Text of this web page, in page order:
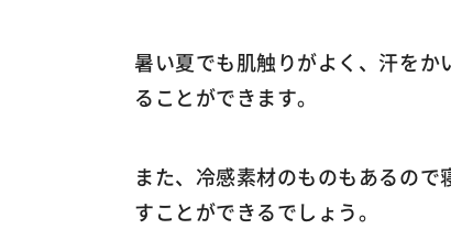
暑い夏でも肌触りがよく、汗を
ることができます。
また、冷感素材のものもあるの
すことができるでしょう。